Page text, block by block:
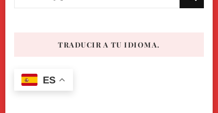
algo?
TRADUCIR A TU IDIOMA.
ES